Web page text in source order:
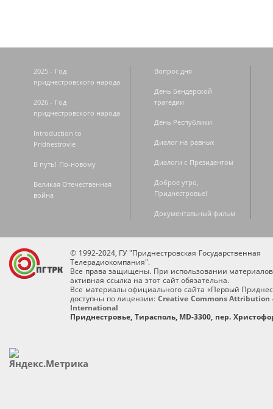
2025 - Год
приднестровского народа
2026 - Год
приднестровского народа
Introduction to
Pridnestrovie
В путь! По-новому
Великая Отечественная
война
Вопрос дня
День Бендерской
трагедии
День Республики
Диалог на равных
Диалоги с Президентом
Доброе утро,
Приднестровье!
Документальный фильм
© 1992-2024, ГУ "Приднестровская Государственная
Телерадиокомпания".
Все права защищены. При использовании
активная ссылка на этот сайт обязательна.
Все материалы официального сайта «Первый
доступны по лицензии: Creative Commons Attribution
International
Приднестровье, Тирасполь, MD-3300, пер.